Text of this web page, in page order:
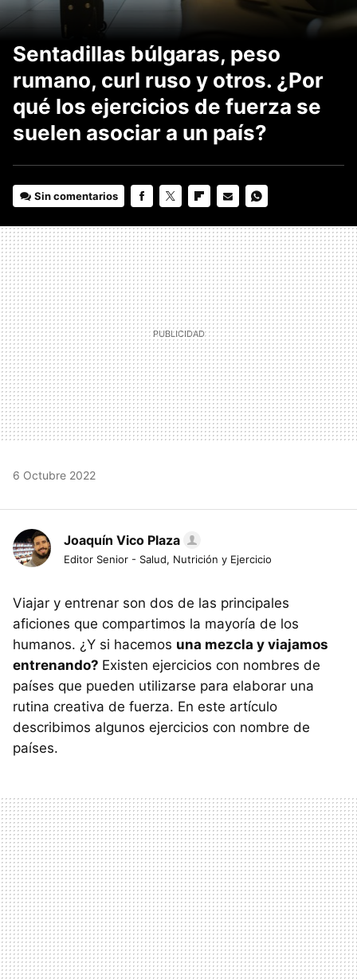
Sentadillas búlgaras, peso
rumano, curl ruso y otros. ¿Por
qué los ejercicios de fuerza se
suelen asociar a un país?
Sin comentarios
MAIL
6 Octubre 2022
Joaquín Vico Plaza
Editor Senior - Salud, Nutrición y Ejercicio
Viajar y entrenar son dos de las principales
aficiones que compartimos la mayoría de los
humanos. ¿Y si hacemos una mezcla y viajamos
entrenando? Existen ejercicios con nombres de
países que pueden utilizarse para elaborar una
rutina creativa de fuerza. En este artículo
describimos algunos ejercicios con nombre de
países.